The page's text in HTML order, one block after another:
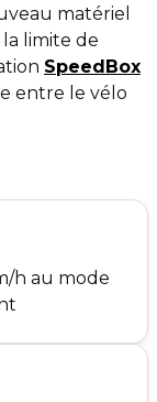
matériel
limite de
SpeedBox
entre le vélo
h au mode